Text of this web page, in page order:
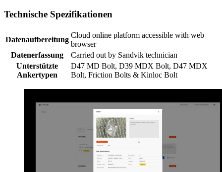
Technische Spezifikationen
Datenaufbereitung
Cloud online platform accessible with web
browser
Datenerfassung
Carried out by Sandvik technician
Unterstützte
Ankertypen
D47 MD Bolt, D39 MDX Bolt, D47 MDX
Bolt, Friction Bolts & Kinloc Bolt